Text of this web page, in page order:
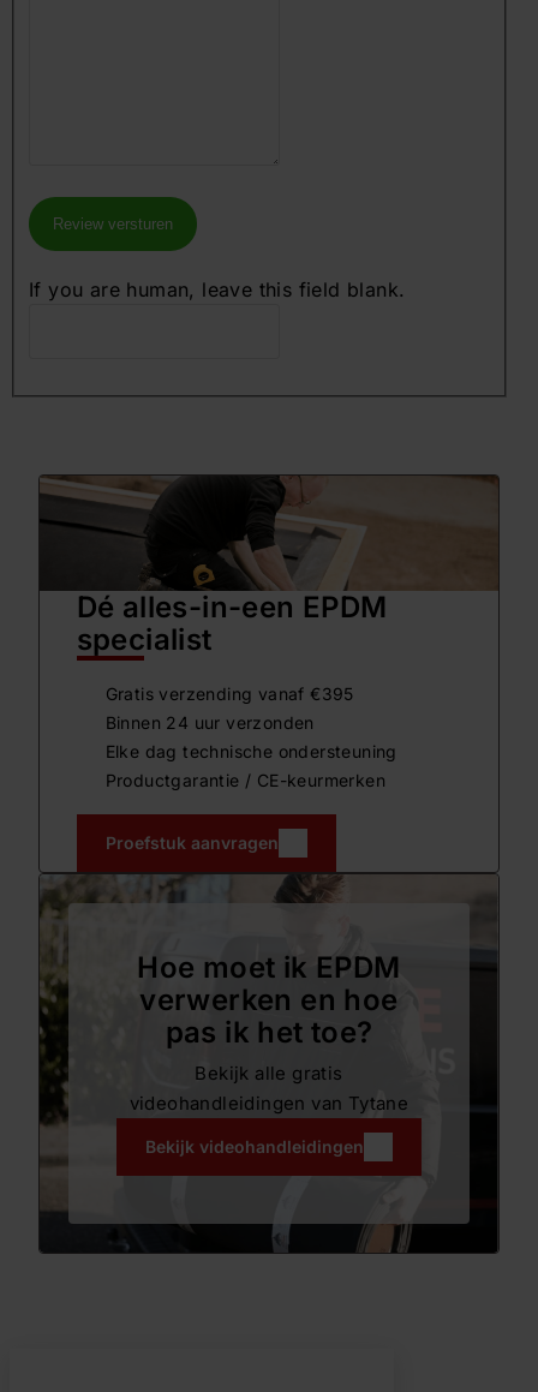
Review versturen
If you are human, leave this field blank.
Dé alles-in-een EPDM
specialist
Gratis verzending vanaf €395
Binnen 24 uur verzonden
Elke dag technische ondersteuning
Productgarantie / CE-keurmerken
Proefstuk aanvragen
Hoe moet ik EPDM
verwerken en hoe
pas ik het toe?
Bekijk alle gratis
videohandleidingen van Tytane
Bekijk videohandleidingen